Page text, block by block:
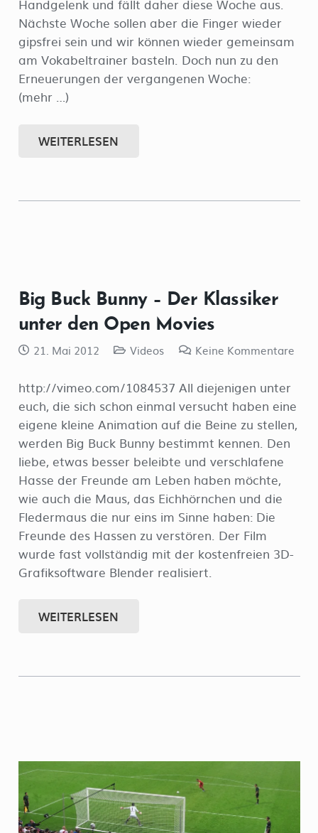
Handgelenk und fällt daher diese Woche aus.
Nächste Woche sollen aber die Finger wieder
gipsfrei sein und wir können wieder gemeinsam
am Vokabeltrainer basteln. Doch nun zu den
Erneuerungen der vergangenen Woche:
(mehr …)
WEITERLESEN
Big Buck Bunny – Der Klassiker
unter den Open Movies
21. Mai 2012 Videos Keine Kommentare
http://vimeo.com/1084537 All diejenigen unter
euch, die sich schon einmal versucht haben eine
eigene kleine Animation auf die Beine zu stellen,
werden Big Buck Bunny bestimmt kennen. Den
liebe, etwas besser beleibte und verschlafene
Hasse der Freunde am Leben haben möchte,
wie auch die Maus, das Eichhörnchen und die
Fledermaus die nur eins im Sinne haben: Die
Freunde des Hassen zu verstören. Der Film
wurde fast vollständig mit der kostenfreien 3D-
Grafiksoftware Blender realisiert.
WEITERLESEN